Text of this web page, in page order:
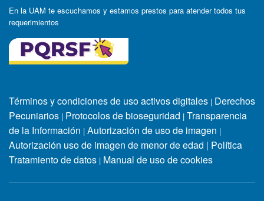
En la UAM te escuchamos y estamos prestos para atender todos tus
requerimientos
Términos y condiciones de uso activos digitales | Derechos
Pecuniarios | Protocolos de bioseguridad | Transparencia
de la Información | Autorización de uso de imagen |
Autorización uso de imagen de menor de edad | Política
Tratamiento de datos | Manual de uso de cookies